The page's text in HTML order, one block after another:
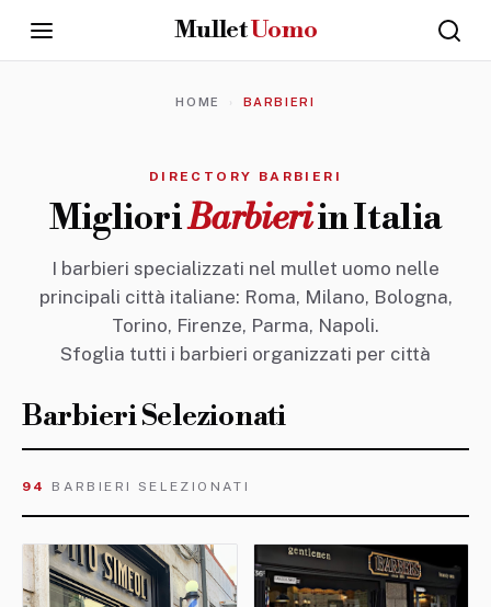
MulletUomo
Mullet
Uomo
Home
Uomo
Guide
Capelli
Stile
HOME BARBIERI
DIRECTORY BARBIERI
MiglioriBarbieriin Italia
I barbieri specializzati nel mullet uomo nelle
principali città italiane: Roma, Milano, Bologna,
Torino, Firenze, Parma, Napoli.
Sfoglia tutti i barbieri organizzati per città
Barbieri Selezionati
94 BARBIERI SELEZIONATI